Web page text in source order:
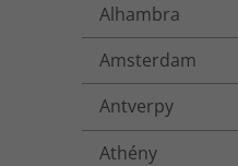
Alhambra
Amsterdam
Antverpy
Athény